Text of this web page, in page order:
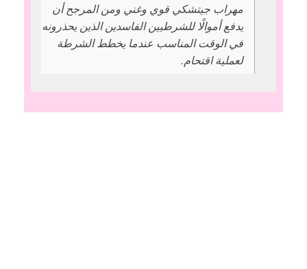
مهراب جيتشكي قوي وغني ومن المرجح أن
يدفع أموالًا للشرطيين الفاسدين الذين يحذرونه
في الوقت المناسب عندما يخطط الشرطة
لعملية اقتحام.